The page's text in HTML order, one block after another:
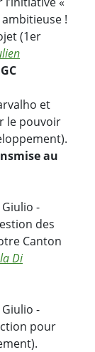
!
(1er
et
le pouvoir
au
-
des
Canton
Di
-
pour